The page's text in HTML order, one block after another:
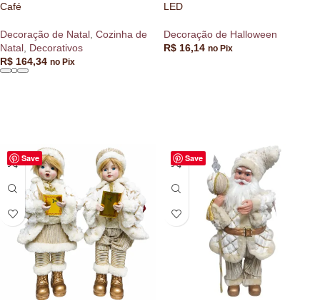
Café
Decoração de Natal Cozinha de
Natal Decorativos
R$ 164,34 no Pix
LED
Decoração de Halloween
R$ 16,14 no Pix
Save Save